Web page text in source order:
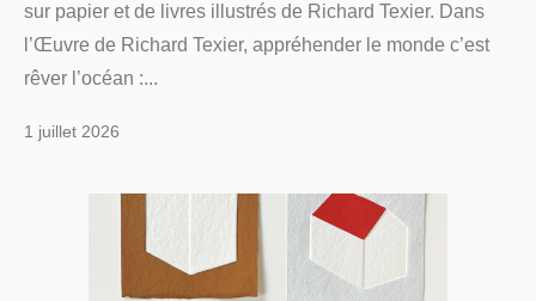
sur papier et de livres illustrés de Richard Texier. Dans
l’Œuvre de Richard Texier, appréhender le monde c’est
rêver l’océan :...
1 juillet 2026